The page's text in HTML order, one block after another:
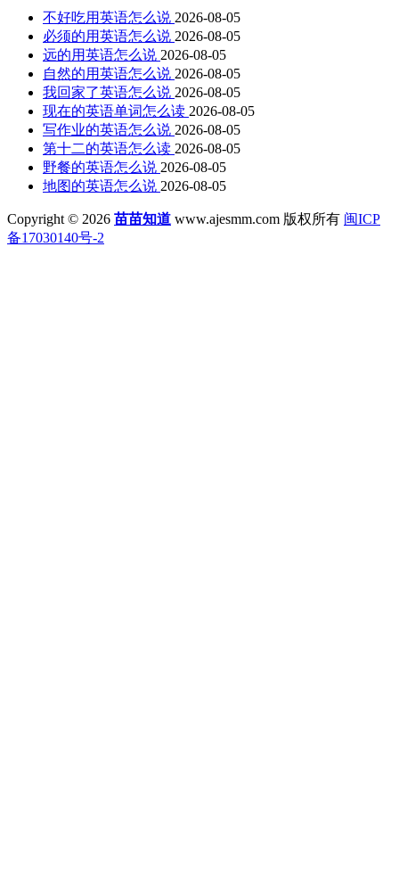
不好吃用英语怎么说 2026-08-05
必须的用英语怎么说 2026-08-05
远的用英语怎么说 2026-08-05
自然的用英语怎么说 2026-08-05
我回家了英语怎么说 2026-08-05
现在的英语单词怎么读 2026-08-05
写作业的英语怎么说 2026-08-05
第十二的英语怎么读 2026-08-05
野餐的英语怎么说 2026-08-05
地图的英语怎么说 2026-08-05
Copyright © 2026 苗苗知道 www.ajesmm.com 版权所有 闽ICP
备17030140号-2